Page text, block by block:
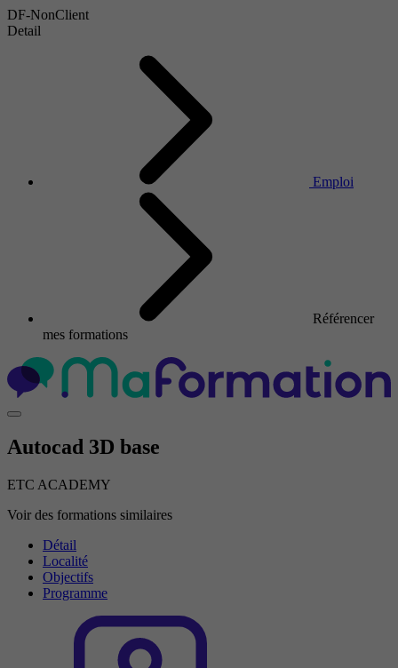
DF-NonClient
Detail
Emploi
Référencer
mes formations
Autocad 3D base
ETC ACADEMY
Voir des formations similaires
Détail
Localité
Objectifs
Programme